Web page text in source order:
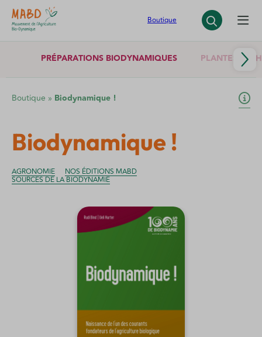
Panneau de gestion des cookies
Boutique
PRÉPARATIONS BIODYNAMIQUES PLANTES
Boutique » Biodynamique !
Biodynamique !
AGRONOMIE NOS ÉDITIONS MABD
SOURCES DE LA BIODYNAMIE